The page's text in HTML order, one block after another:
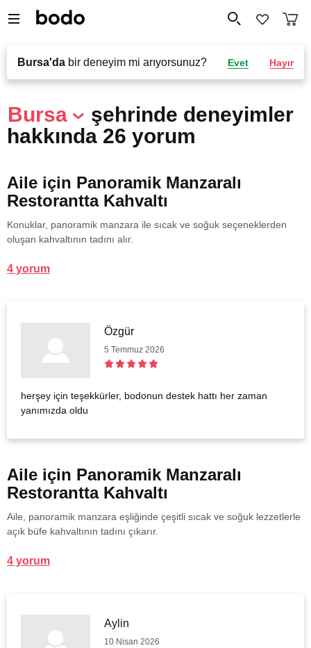
Bursa'da bir deneyim mi arıyorsunuz? Evet Hayır
Bursa
şehrinde deneyimler
hakkında 26 yorum
Aile için Panoramik Manzaralı
Restorantta Kahvaltı
Konuklar, panoramik manzara ile sıcak ve soğuk seçeneklerden
oluşan kahvaltının tadını alır.
4 yorum
Özgür
5 Temmuz 2026
herşey için teşekkürler, bodonun destek hattı her zaman
yanımızda oldu
Aile için Panoramik Manzaralı
Restorantta Kahvaltı
Aile, panoramik manzara eşliğinde çeşitli sıcak ve soğuk lezzetlerle
açık büfe kahvaltının tadını çıkarır.
4 yorum
Aylin
10 Nisan 2026